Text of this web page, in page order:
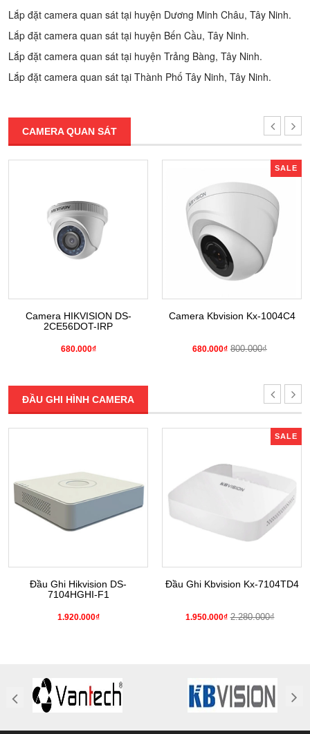
Lắp đặt camera quan sát tại huyện Dương Minh Châu, Tây Ninh.
Lắp đặt camera quan sát tại huyện Bến Cầu, Tây Ninh.
Lắp đặt camera quan sát tại huyện Trảng Bàng, Tây Ninh.
Lắp đặt camera quan sát tại Thành Phố Tây Ninh, Tây Ninh.
CAMERA QUAN SÁT
Camera HIKVISION DS-
2CE56DOT-IRP
680.000₫
SALE
Camera Kbvision Kx-1004C4
680.000₫ 800.000₫
ĐẦU GHI HÌNH CAMERA
Đầu Ghi Hikvision DS-
7104HGHI-F1
1.920.000₫
SALE
Đầu Ghi Kbvision Kx-7104TD4
1.950.000₫ 2.280.000₫